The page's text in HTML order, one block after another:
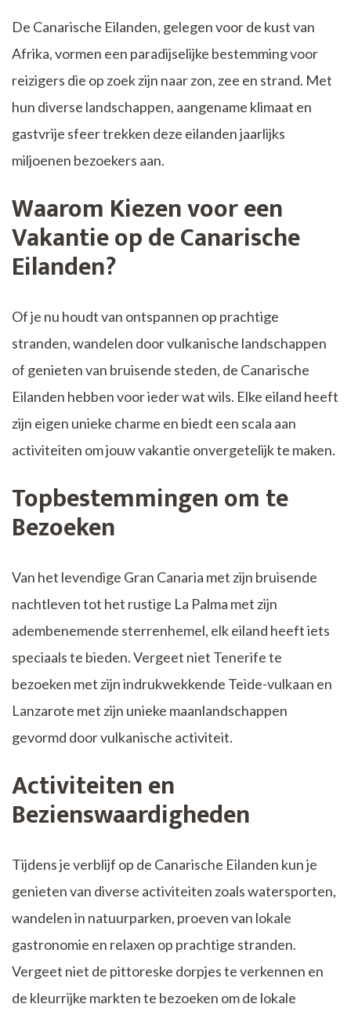
De Canarische Eilanden, gelegen voor de kust van
Afrika, vormen een paradijselijke bestemming voor
reizigers die op zoek zijn naar zon, zee en strand. Met
hun diverse landschappen, aangename klimaat en
gastvrije sfeer trekken deze eilanden jaarlijks
miljoenen bezoekers aan.
Waarom Kiezen voor een
Vakantie op de Canarische
Eilanden?
Of je nu houdt van ontspannen op prachtige
stranden, wandelen door vulkanische landschappen
of genieten van bruisende steden, de Canarische
Eilanden hebben voor ieder wat wils. Elke eiland heeft
zijn eigen unieke charme en biedt een scala aan
activiteiten om jouw vakantie onvergetelijk te maken.
Topbestemmingen om te
Bezoeken
Van het levendige Gran Canaria met zijn bruisende
nachtleven tot het rustige La Palma met zijn
adembenemende sterrenhemel, elk eiland heeft iets
speciaals te bieden. Vergeet niet Tenerife te
bezoeken met zijn indrukwekkende Teide-vulkaan en
Lanzarote met zijn unieke maanlandschappen
gevormd door vulkanische activiteit.
Activiteiten en
Bezienswaardigheden
Tijdens je verblijf op de Canarische Eilanden kun je
genieten van diverse activiteiten zoals watersporten,
wandelen in natuurparken, proeven van lokale
gastronomie en relaxen op prachtige stranden.
Vergeet niet de pittoreske dorpjes te verkennen en
de kleurrijke markten te bezoeken om de lokale